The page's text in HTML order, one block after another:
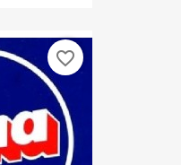
favorite_border